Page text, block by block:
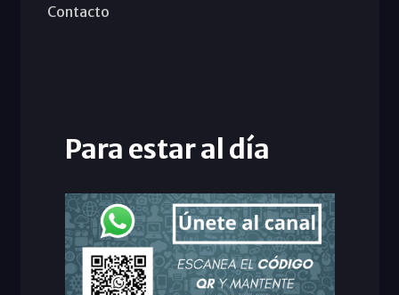
Contacto
Para estar al día